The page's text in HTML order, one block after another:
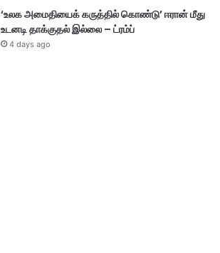
‘உலக அமைதியைக் கருத்தில் கொண்டு’ ஈரான் மீது
உடனடி தாக்குதல் இல்லை – ட்ரம்ப்
4 days ago